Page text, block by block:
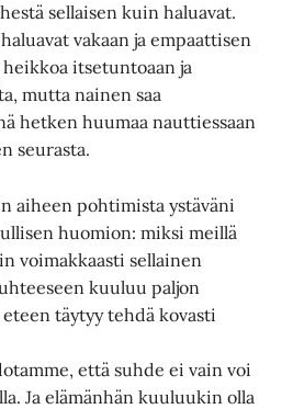
sellaisen kuin haluavat.
vakaan ja empaattisen
itsetuntoaan ja
mutta nainen saa
hetken huumaa nauttiessaan
seurasta.
aiheen pohtimista ystäväni
huomion: miksi meillä
voimakkaasti sellainen
kuuluu paljon
täytyy tehdä kovasti
että suhde ei vain voi
Ja elämänhän kuuluukin olla